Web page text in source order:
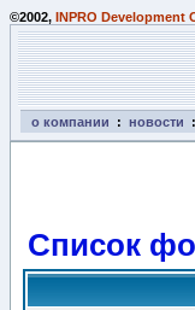
©2002, INPRO Development
о компании : новости :
Список